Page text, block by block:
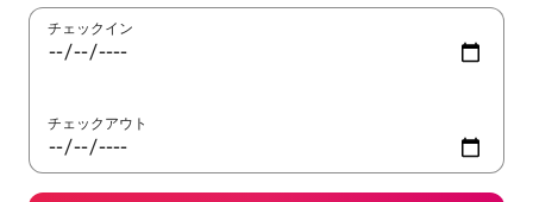
チェックイン
チェックアウト